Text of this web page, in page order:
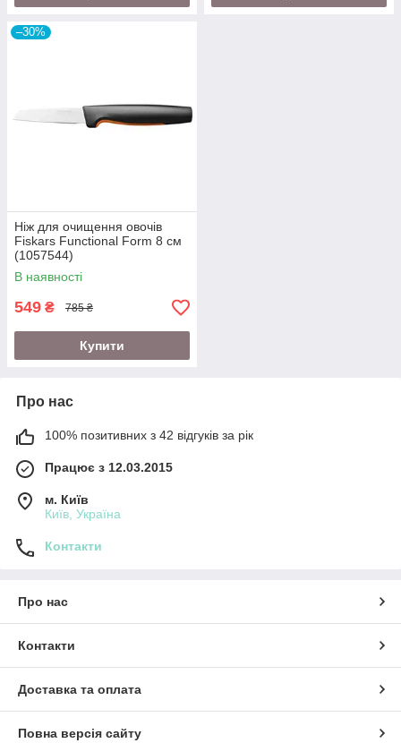
–30%
Ніж для очищення овочів
Fiskars Functional Form 8 см
(1057544)
В наявності
549 ₴ 785 ₴
Купити
Про нас
100% позитивних з 42 відгуків за рік
Працює з 12.03.2015
м. Київ
Київ, Україна
Контакти
Про нас
Контакти
Доставка та оплата
Повна версія сайту